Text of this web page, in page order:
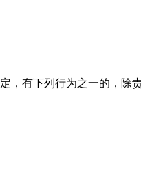
下列行为之一的，除责